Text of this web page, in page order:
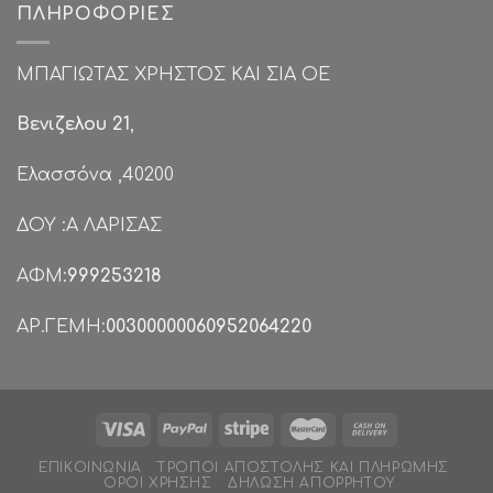
ΠΛΗΡΟΦΟΡΊΕΣ
ΜΠΑΓΙΩΤΑΣ ΧΡΗΣΤΟΣ ΚΑΙ ΣΙΑ ΟΕ
Βενιζελου 21,
Ελασσόνα ,40200
ΔΟΥ :Α ΛΑΡΙΣΑΣ
ΑΦΜ:999253218
ΑΡ.ΓΕΜΗ:00300000060952064220
ΕΠΙΚΟΙΝΩΝΊΑ
ΤΡΌΠΟΙ ΑΠΟΣΤΟΛΉΣ ΚΑΙ ΠΛΗΡΩΜΉΣ
ΌΡΟΙ ΧΡΉΣΗΣ
ΔΉΛΩΣΗ ΑΠΟΡΡΉΤΟΥ